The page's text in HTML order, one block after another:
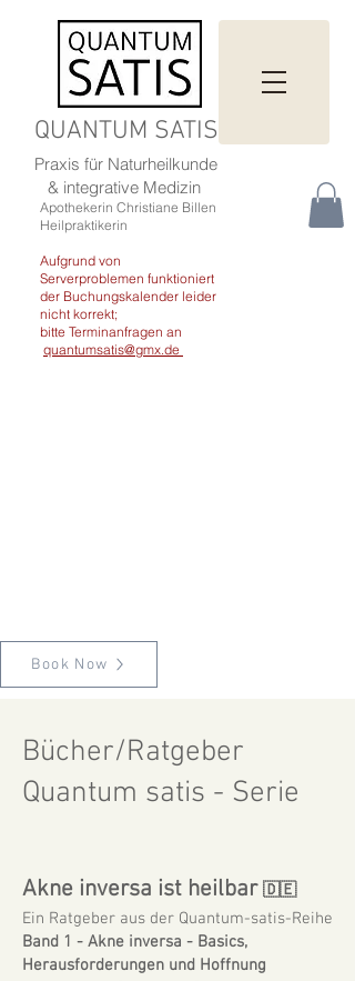
QUANTUM SATIS
Praxis für Naturheilkunde
& integrative Medizin
Apothekerin Christiane Billen
Heilpraktikerin
Aufgrund von
Serverproblemen funktioniert
der Buchungskalender leider
nicht korrekt;
bitte Terminanfragen an
quantumsatis@gmx.de
Book Now
Bücher/Ratgeber
Quantum satis - Serie
Akne inversa ist heilbar 🇩🇪
Ein Ratgeber aus der Quantum-satis-Reihe
Band 1 - Akne inversa - Basics,
Herausforderungen und Hoffnung